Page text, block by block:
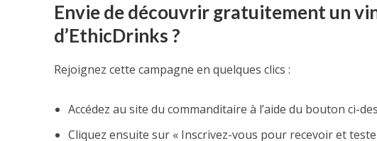
Envie de découvrir gratuitement un
d’EthicDrinks ?
Rejoignez cette campagne en quelques clics :
Accédez au site du commanditaire à l’aide du bouton ci-
Cliquez ensuite sur « Inscrivez-vous pour recevoir et